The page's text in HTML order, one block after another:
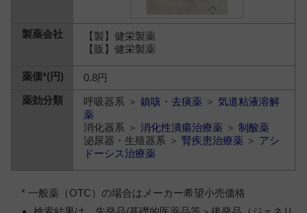
【製】健栄製薬
【販】健栄製薬
0.8円
呼吸器系 ＞鎮咳・去痰薬 ＞気道粘液溶解
薬
消化器系 ＞消化性潰瘍治療薬 ＞制酸薬
泌尿器・生殖器系 ＞腎疾患治療薬 ＞ アシ
ドーシス治療薬
* 一般薬（OTC）の場合はメーカー希望小売価格